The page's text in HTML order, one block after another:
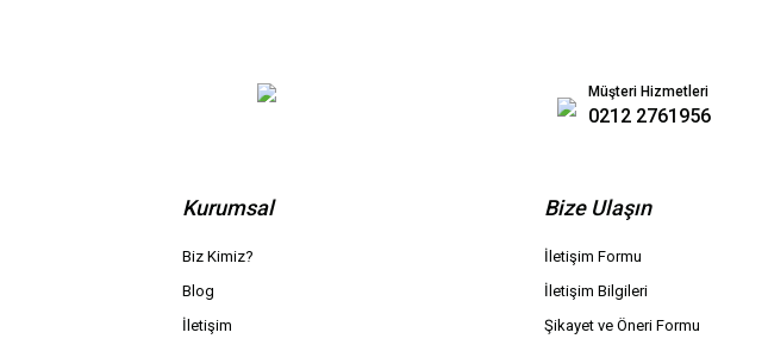
Müşteri Hizmetleri
0212 2761956
Kurumsal
Biz Kimiz?
Blog
İletişim
Bize Ulaşın
İletişim Formu
İletişim Bilgileri
Şikayet ve Öneri Formu